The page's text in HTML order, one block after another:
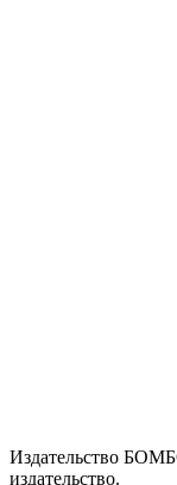
Издательство
издательство.